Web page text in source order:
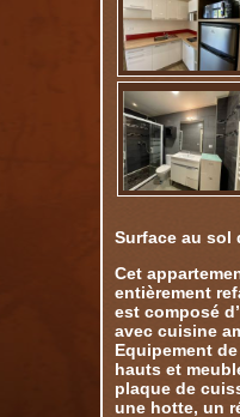
Surface au sol
Cet
entièrement
est composé
avec cuisine
Equipement
hauts et
plaque de
une hotte, un